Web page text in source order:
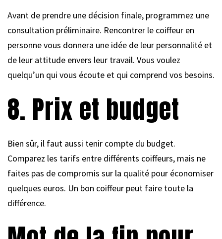
Avant de prendre une décision finale, programmez une
consultation préliminaire. Rencontrer le coiffeur en
personne vous donnera une idée de leur personnalité et
de leur attitude envers leur travail. Vous voulez
quelqu’un qui vous écoute et qui comprend vos besoins.
8. Prix et budget
Bien sûr, il faut aussi tenir compte du budget.
Comparez les tarifs entre différents coiffeurs, mais ne
faites pas de compromis sur la qualité pour économiser
quelques euros. Un bon coiffeur peut faire toute la
différence.